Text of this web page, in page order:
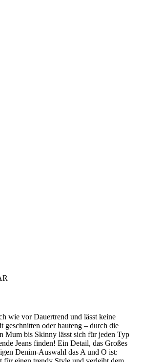
wie vor Dauertrend und lässt keine
geschnitten oder hauteng – durch die
Mum bis Skinny lässt sich für jeden Typ
Jeans finden! Ein Detail, das Großes
Denim-Auswahl das A und O ist: